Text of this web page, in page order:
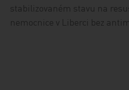
stabilizovaném stavu na
nemocnice v Liberci bez